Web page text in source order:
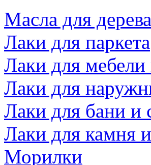
Масла для дерева
Лаки для паркета
Лаки для мебели
Лаки для
Лаки для бани и
Лаки для камня
Морилки